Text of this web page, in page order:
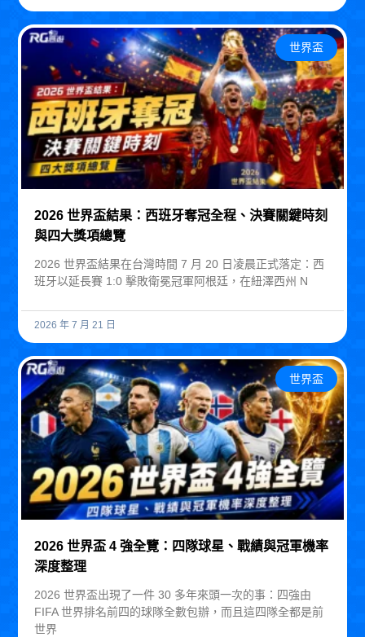
世界盃
2026 世界盃結果：西班牙奪冠全程、決賽關鍵時刻
與四大獎項總覽
2026 世界盃結果在台灣時間 7 月 20 日凌晨正式落定：西
班牙以延長賽 1:0 擊敗衛冕冠軍阿根廷，在紐澤西州 N
2026 年 7 月 21 日
世界盃
2026 世界盃 4 強全覽：四隊球星、戰績與冠軍機率
深度整理
2026 世界盃出現了一件 30 多年來頭一次的事：四強由
FIFA 世界排名前四的球隊全數包辦，而且這四隊全都是前
世界